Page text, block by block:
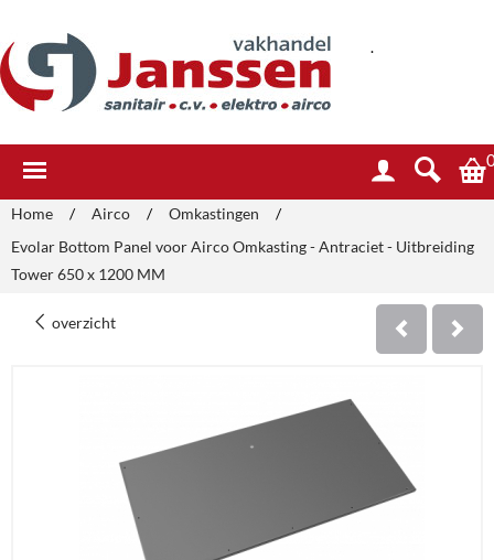
.
Home / Airco / Omkastingen
/
Evolar Bottom Panel voor Airco Omkasting - Antraciet - Uitbreiding
Tower 650 x 1200 MM
overzicht